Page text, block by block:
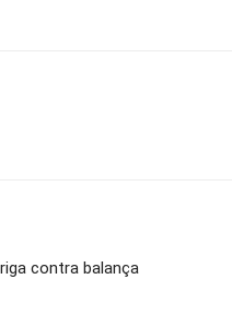
contra balança